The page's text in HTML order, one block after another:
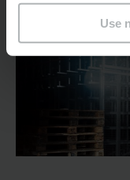
Use